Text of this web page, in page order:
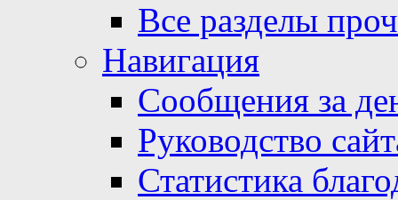
Все разделы
Навигация
Сообщения за
Руководство
Статистика